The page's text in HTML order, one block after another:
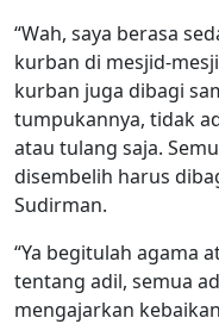
“Wah, saya berasa
kurban di mesjid-
kurban juga dibagi
tumpukannya, tidak
atau tulang saja.
disembelih harus
Sudirman.
“Ya begitulah agama
tentang adil, semua
mengajarkan